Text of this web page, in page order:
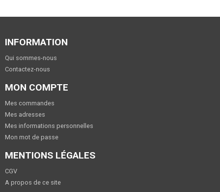
INFORMATION
Qui sommes-nous
Contactez-nous
MON COMPTE
Mes commandes
Mes adresses
Mes informations personnelles
Mon mot de passe
MENTIONS LÉGALES
CGV
A propos de ce site